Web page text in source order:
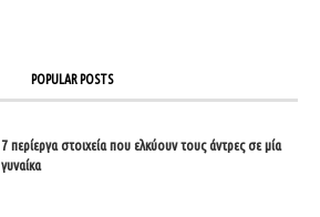
POPULAR POSTS
7 περίεργα στοιχεία που ελκύουν τους άντρες σε μία
γυναίκα